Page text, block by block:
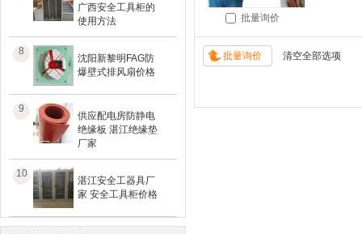
广西安全工具柜的
使用方法
8
沈阳新黎明FAG防
爆壁式排风扇价格
9
供应配电房防静电
绝缘板 湛江绝缘垫
厂家
10
湛江安全工器具厂
家 安全工具柜价格
批量询价